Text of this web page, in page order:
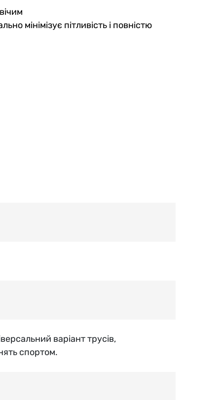
мінімізує пітливість і повністю
варіант трусів,
спортом.